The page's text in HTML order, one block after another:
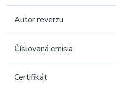
Autor reverzu
Číslovaná emisia
Certifikát